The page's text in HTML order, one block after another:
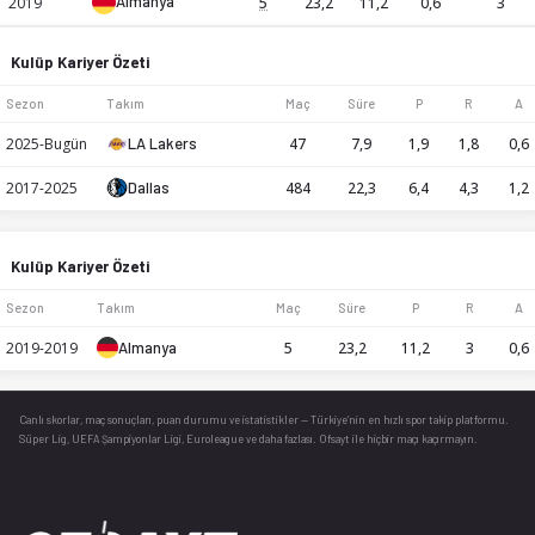
Kulüp Kariyer Özeti
Sezon Takım Maç Süre P R A
2025-Bugün LA Lakers 47 7,9 1,9 1,8 0,6
2017-2025 Dallas 484 22,3 6,4 4,3 1,2
Kulüp Kariyer Özeti
Sezon Takım Maç Süre P R A
2019-2019 Almanya 5 23,2 11,2 3 0,6
Canlı skorlar , maç sonuçları, puan durumu ve istatistikler — Türkiye’nin en hızlı spor takip platformu.
Süper Lig, UEFA Şampiyonlar Ligi, Euroleague ve daha fazlası. Ofsayt ile hiçbir maçı kaçırmayın.